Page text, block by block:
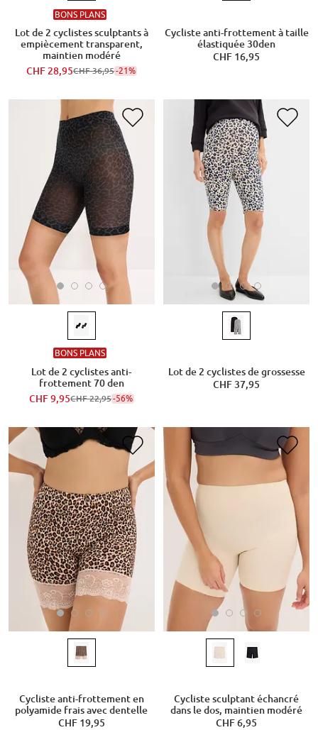
BONS PLANS
Lot de 2 cyclistes sculptants à
empiècement transparent,
maintien modéré
CHF 28,95CHF 36,95-21%
Cycliste anti-frottement à taille
élastiquée 30den
CHF 16,95
BONS PLANS
Lot de 2 cyclistes anti-
frottement 70 den
CHF 9,95CHF 22,95-56%
Lot de 2 cyclistes de grossesse
CHF 37,95
Cycliste anti-frottement en
polyamide frais avec dentelle
CHF 19,95
Cycliste sculptant échancré
dans le dos, maintien modéré
CHF 6,95